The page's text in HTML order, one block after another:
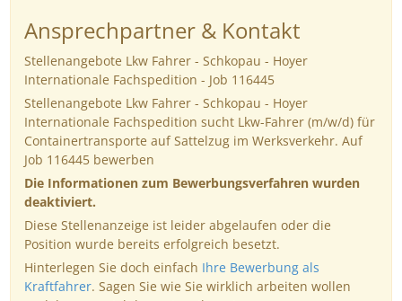
Ansprechpartner & Kontakt
Stellenangebote Lkw Fahrer - Schkopau - Hoyer
Internationale Fachspedition - Job 116445
Stellenangebote Lkw Fahrer - Schkopau - Hoyer
Internationale Fachspedition sucht Lkw-Fahrer (m/w/d) für
Containertransporte auf Sattelzug im Werksverkehr. Auf
Job 116445 bewerben
Die Informationen zum Bewerbungsverfahren wurden
deaktiviert.
Diese Stellenanzeige ist leider abgelaufen oder die
Position wurde bereits erfolgreich besetzt.
Hinterlegen Sie doch einfach Ihre Bewerbung als
Kraftfahrer. Sagen Sie wie Sie wirklich arbeiten wollen